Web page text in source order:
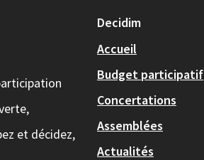
et décidez,
Decidim
Accueil
Budget participatif
Concertations
Assemblées
Actualités